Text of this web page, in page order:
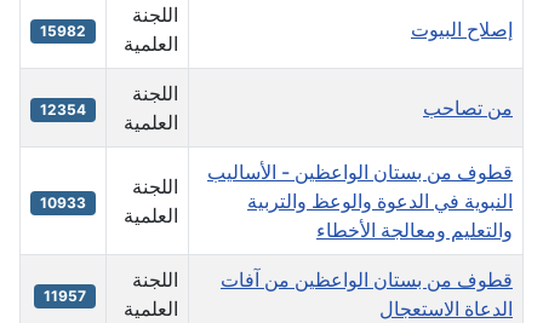
إصلاح البيوت
اللجنة
العلمية
15982
من تصاحب
اللجنة
العلمية
12354
قطوف من بستان الواعظين - الأساليب
النبوية في الدعوة والوعظ والتربية
والتعليم ومعالجة الأخطاء
اللجنة
العلمية
10933
قطوف من بستان الواعظين من آفات
الدعاة الاستعجال
اللجنة
العلمية
11957